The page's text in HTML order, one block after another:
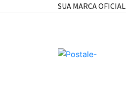
SUA MARCA